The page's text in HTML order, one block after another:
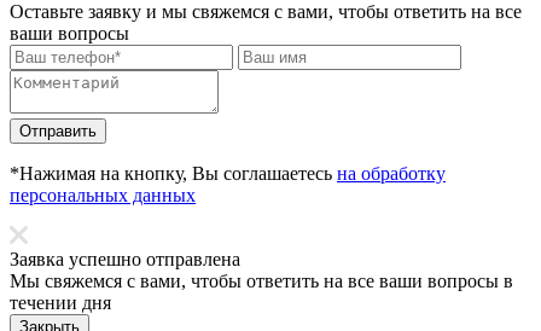
Оставьте заявку и мы свяжемся с вами, чтобы ответить на все
ваши вопросы
Отправить
*Нажимая на кнопку, Вы соглашаетесь на обработку
персональных данных
Заявка успешно отправлена
Мы свяжемся с вами, чтобы ответить на все ваши вопросы в
течении дня
Закрыть